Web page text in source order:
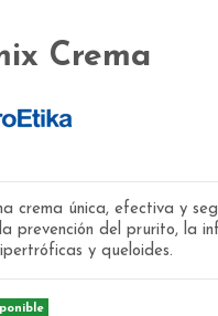
Crema
crema única, efectiva y
prevención del prurito, la
y queloides.